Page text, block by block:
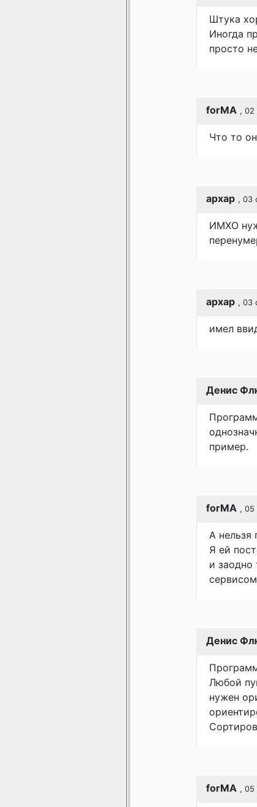
Штука
Иногда
просто
forMA , 02
Что то
apxap , 03
ИМХО
apxap , 03
имел
Денис
пример.
forMA , 05
А нельзя
Я ей
и заодно
Денис
Любой
нужен
forMA , 05